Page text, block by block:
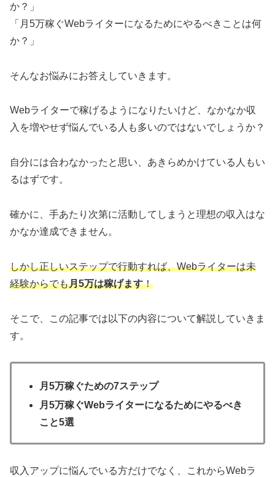
か？」
「月5万稼ぐWebライターになるためにやるべきことは何
か？」
そんなお悩みにお答えしていきます。
Webライターで稼げるようになりたいけど、なかなか収
入を増やせず悩んでいる人も多いのではないでしょうか？
自分には合わなかったと思い、あきらめかけている人もい
るはずです。
確かに、手あたり次第に活動してしまうと理想の収入はな
かなか達成できません。
しかし正しいステップで行動すれば、Webライターは未
経験からでも月5万は稼げます！
そこで、この記事では以下の内容について解説していきま
す。
月5万稼ぐための7ステップ
月5万稼ぐWebライターになるためにやるべき
こと5選
収入アップに悩んでいる方だけでなく、これからWebラ